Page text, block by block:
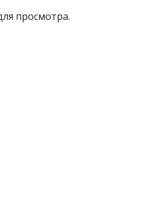
просмотра.